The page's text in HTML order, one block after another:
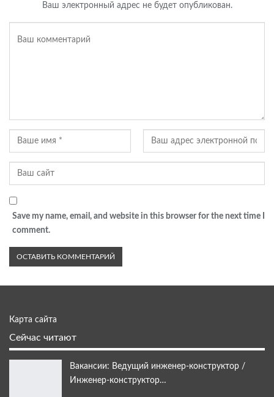
Ваш электронный адрес не будет опубликован.
Save my name, email, and website in this browser for the next time I
comment.
Карта сайта
Сейчас читают
Вакансии: Ведущий инженер-конструктор /
Инженер-конструктор…